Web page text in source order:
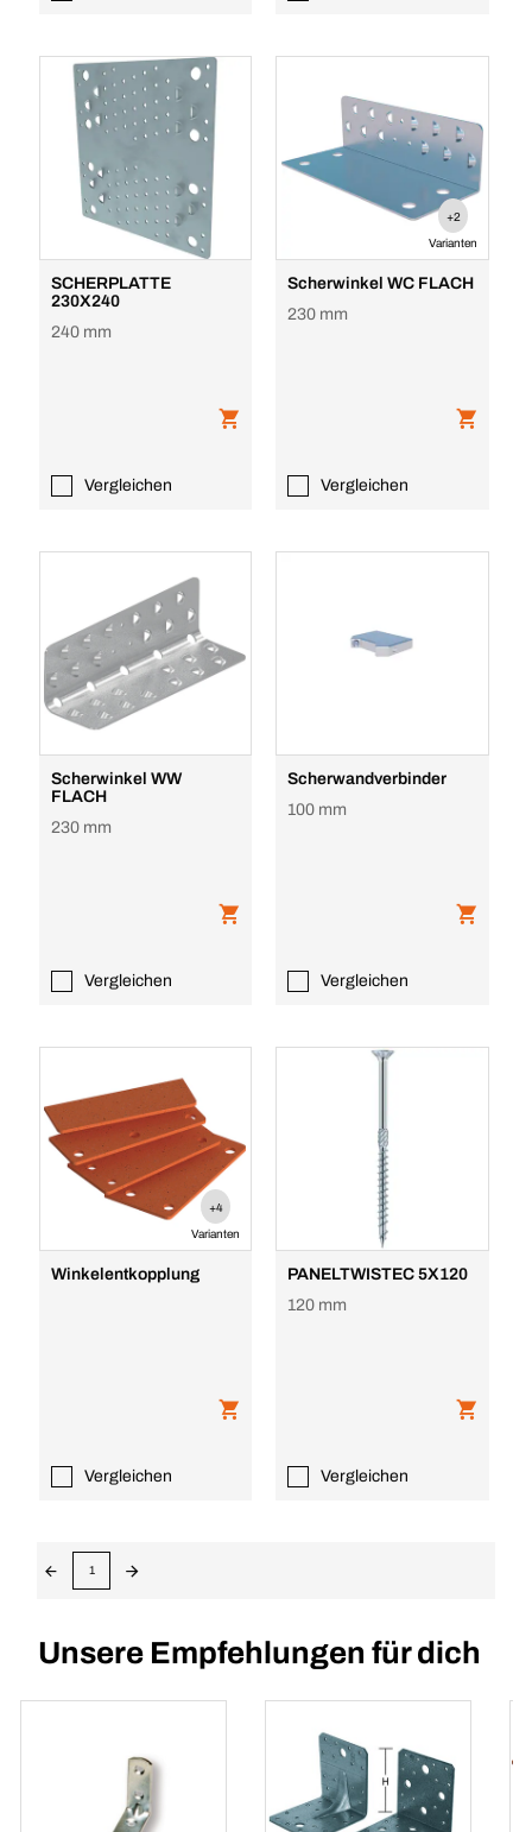
SCHERPLATTE
230X240
240 mm
Vergleichen
+2
Varianten
Scherwinkel WC FLACH
230 mm
Vergleichen
Scherwinkel WW
FLACH
230 mm
Vergleichen
Scherwandverbinder
100 mm
Vergleichen
+4
Varianten
Winkelentkopplung
Vergleichen
PANELTWISTEC 5X120
120 mm
Vergleichen
1
Unsere Empfehlungen für dich